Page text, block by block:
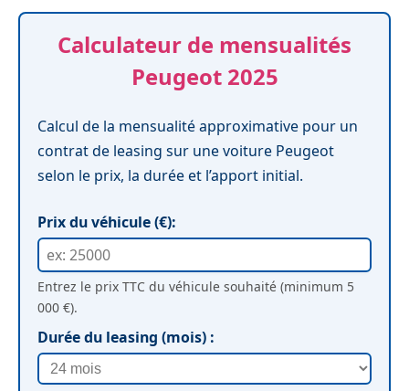
Calculateur de mensualités
Peugeot 2025
Calcul de la mensualité approximative pour un
contrat de leasing sur une voiture Peugeot
selon le prix, la durée et l’apport initial.
Prix du véhicule (€):
Entrez le prix TTC du véhicule souhaité (minimum 5
000 €).
Durée du leasing (mois) :